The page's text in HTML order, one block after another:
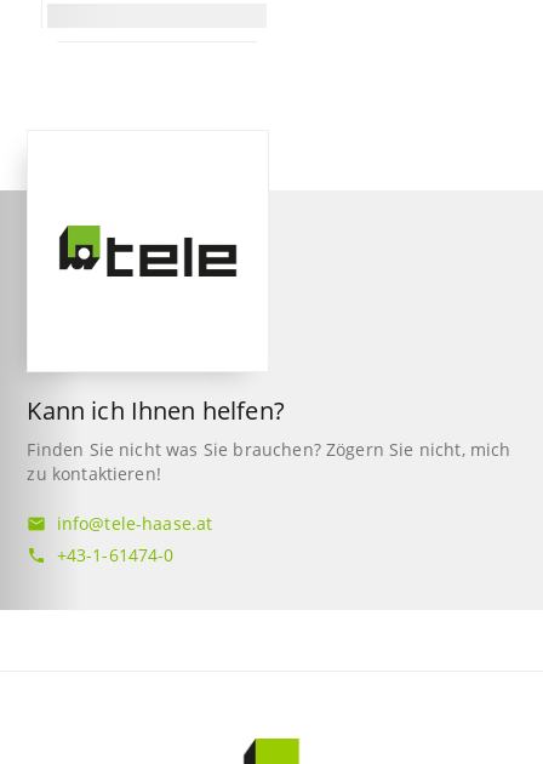
Kann ich Ihnen helfen?
Finden Sie nicht was Sie brauchen? Zögern Sie nicht, mich
zu kontaktieren!
mail info@tele-haase.at
phone +43-1-61474-0